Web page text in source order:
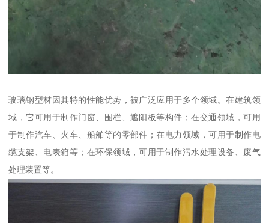
玻璃钢型材因其特的性能优势，被广泛应用于多个领域。在建筑领
域，它可用于制作门窗、围栏、遮阳板等构件；在交通领域，可用
于制作汽车、火车、船舶等的零部件；在电力领域，可用于制作电
缆支架、电表箱等；在环保领域，可用于制作污水处理设备、废气
处理装置等。